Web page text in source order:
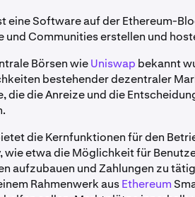
eine Software auf der Ethereum-
Communities erstellen und
Börsen wieUniswap bekannt
bestehender dezentraler
die die Anreize und die
die Kernfunktionen für den
wie etwa die Möglichkeit für
aufzubauen und Zahlungen zu
Rahmenwerk ausEthereum